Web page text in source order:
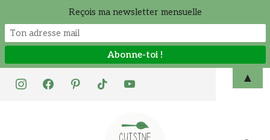
instagramfacebookpinteresttiktok youtube
Reçois ma newsletter mensuelle
▲